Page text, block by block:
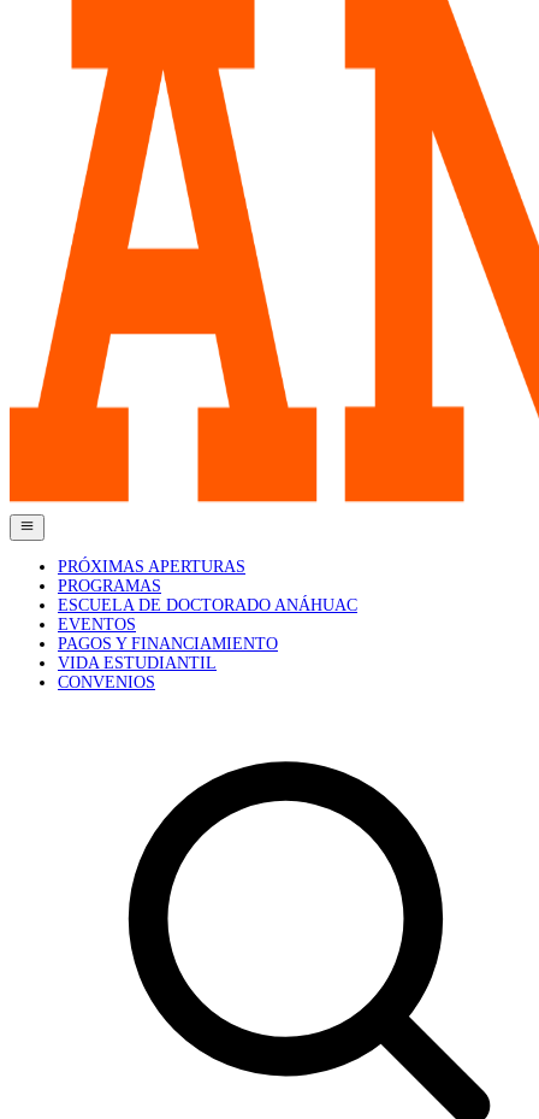
PRÓXIMAS APERTURAS
PROGRAMAS
ESCUELA DE DOCTORADO ANÁHUAC
EVENTOS
PAGOS Y FINANCIAMIENTO
VIDA ESTUDIANTIL
CONVENIOS